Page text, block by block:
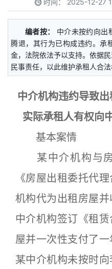
时间： 2025-12-27
编者按：
中介未按约向出
腾退，其行为已构成违约。承
金，法院依法予以支持。依据
民事责任，以此维护承租人合法
中介机构违约导致出
实际承租人有权向
基本案情
某中介机构与房
《房屋出租委托代
机构代为出租房屋
中介机构签订《租
屋并一次性支付了一
某中介机构未按时